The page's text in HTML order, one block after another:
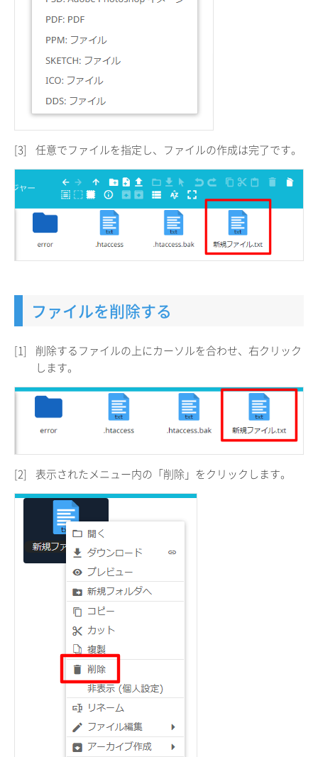
[3] 任意でファイルを指定し、ファイルの作成は完了です。
ファイルを削除する
[1]
削除するファイルの上にカーソルを合わせ、右クリック
します。
[2] 表示されたメニュー内の「削除」をクリックします。